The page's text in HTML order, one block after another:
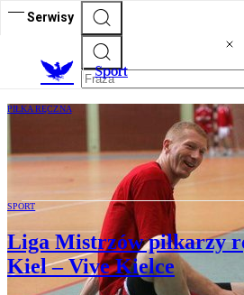
Serwisy
Sport
PIŁKA RĘCZNA
Liga Mistrzów piłkarzy
Rhein Neckar Loewen
SPORT
Liga Mistrzów piłkarzy
Kiel – Vive Kielce